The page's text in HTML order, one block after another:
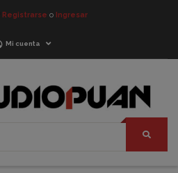
Registrarse o Ingresar
Mi cuenta